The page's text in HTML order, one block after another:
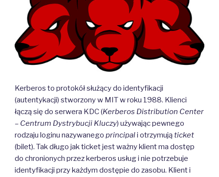
Kerberos to protokół służący do identyfikacji
(autentykacji) stworzony w MIT w roku 1988. Klienci
łączą się do serwera KDC (Kerberos Distribution Center
– Centrum Dystrybucji Kluczy) używając pewnego
rodzaju loginu nazywanego principali otrzymująticket
(bilet). Tak długo jak ticket jest ważny klient ma dostęp
do chronionych przez kerberos usług i nie potrzebuje
identyfikacji przy każdym dostępie do zasobu. Klient i